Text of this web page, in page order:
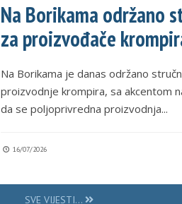
Na Borikama održano
za proizvođače
Na Borikama je danas održano
proizvodnje krompira, sa akcentom
da se poljoprivredna proizvodnja...
16/07/2026
SVE VIJESTI...